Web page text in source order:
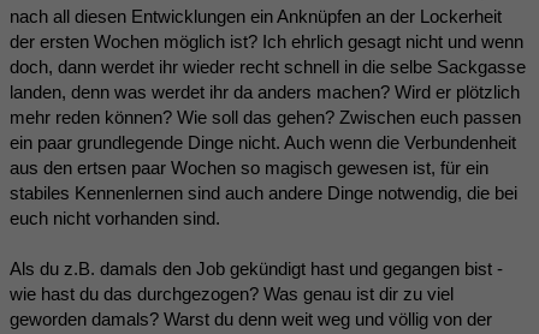
nach all diesen Entwicklungen ein Anknüpfen an der Lockerheit
der ersten Wochen möglich ist? Ich ehrlich gesagt nicht und wenn
doch, dann werdet ihr wieder recht schnell in die selbe Sackgasse
landen, denn was werdet ihr da anders machen? Wird er plötzlich
mehr reden können? Wie soll das gehen? Zwischen euch passen
ein paar grundlegende Dinge nicht. Auch wenn die Verbundenheit
aus den ertsen paar Wochen so magisch gewesen ist, für ein
stabiles Kennenlernen sind auch andere Dinge notwendig, die bei
euch nicht vorhanden sind.
Als du z.B. damals den Job gekündigt hast und gegangen bist -
wie hast du das durchgezogen? Was genau ist dir zu viel
geworden damals? Warst du denn weit weg und völlig von der